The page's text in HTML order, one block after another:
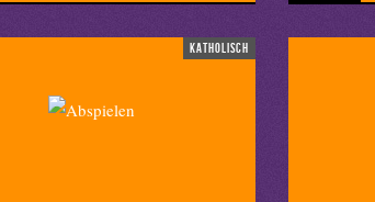
katholisch